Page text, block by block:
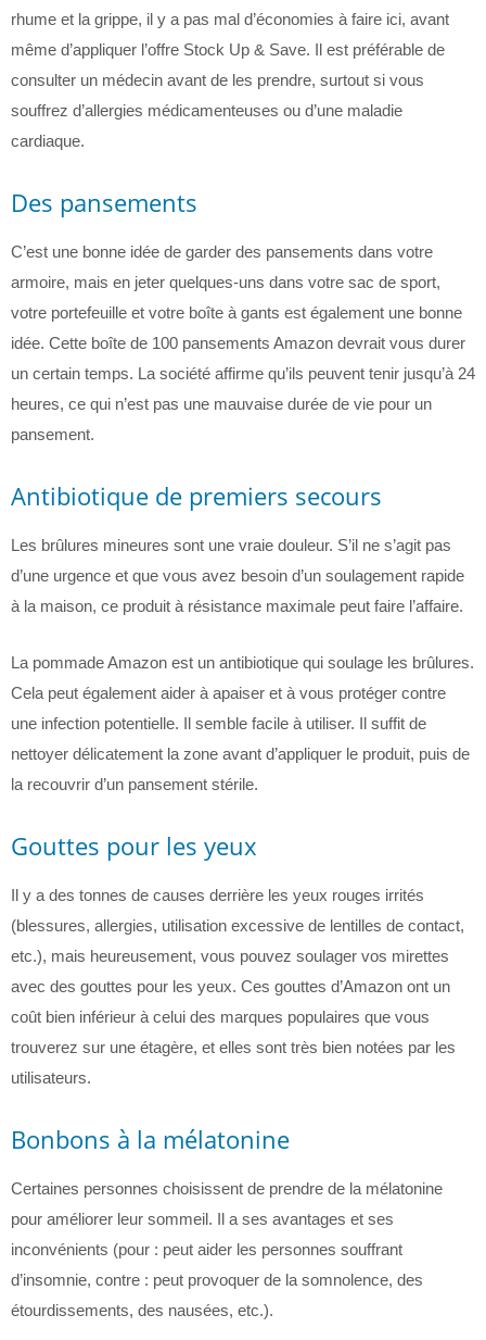
rhume et la grippe, il y a pas mal d’économies à faire ici, avant
même d’appliquer l’offre Stock Up & Save. Il est préférable de
consulter un médecin avant de les prendre, surtout si vous
souffrez d’allergies médicamenteuses ou d’une maladie
cardiaque.
Des pansements
C’est une bonne idée de garder des pansements dans votre
armoire, mais en jeter quelques-uns dans votre sac de sport,
votre portefeuille et votre boîte à gants est également une bonne
idée. Cette boîte de 100 pansements Amazon devrait vous durer
un certain temps. La société affirme qu’ils peuvent tenir jusqu’à 24
heures, ce qui n’est pas une mauvaise durée de vie pour un
pansement.
Antibiotique de premiers secours
Les brûlures mineures sont une vraie douleur. S’il ne s’agit pas
d’une urgence et que vous avez besoin d’un soulagement rapide
à la maison, ce produit à résistance maximale peut faire l’affaire.
La pommade Amazon est un antibiotique qui soulage les brûlures.
Cela peut également aider à apaiser et à vous protéger contre
une infection potentielle. Il semble facile à utiliser. Il suffit de
nettoyer délicatement la zone avant d’appliquer le produit, puis de
la recouvrir d’un pansement stérile.
Gouttes pour les yeux
Il y a des tonnes de causes derrière les yeux rouges irrités
(blessures, allergies, utilisation excessive de lentilles de contact,
etc.), mais heureusement, vous pouvez soulager vos mirettes
avec des gouttes pour les yeux. Ces gouttes d’Amazon ont un
coût bien inférieur à celui des marques populaires que vous
trouverez sur une étagère, et elles sont très bien notées par les
utilisateurs.
Bonbons à la mélatonine
Certaines personnes choisissent de prendre de la mélatonine
pour améliorer leur sommeil. Il a ses avantages et ses
inconvénients (pour : peut aider les personnes souffrant
d’insomnie, contre : peut provoquer de la somnolence, des
étourdissements, des nausées, etc.).